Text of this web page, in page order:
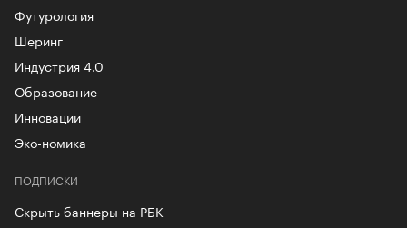
Футурология
Шеринг
Индустрия 4.0
Образование
Инновации
Эко-номика
ПОДПИСКИ
Скрыть баннеры на РБК